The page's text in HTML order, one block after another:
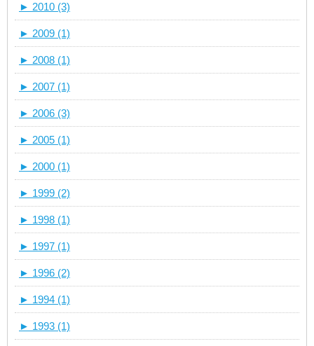
► 2010 (3)
► 2009 (1)
► 2008 (1)
► 2007 (1)
► 2006 (3)
► 2005 (1)
► 2000 (1)
► 1999 (2)
► 1998 (1)
► 1997 (1)
► 1996 (2)
► 1994 (1)
► 1993 (1)